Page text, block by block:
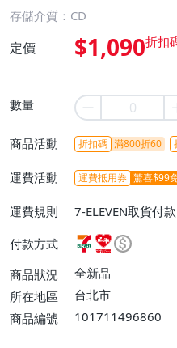
存儲介質：CD
定價 $1,090
數量
商品活動 折扣碼 滿800折60
運費活動 運費抵用券 驚喜$99
運費規則
7-ELEVEN取貨付
或消費滿$1298免
不付款【免運費】
運費$60、滿5件
費】、宅配/貨運
付款方式
商品狀況
全新品
所在地區
台北市
商品編號
101711496860